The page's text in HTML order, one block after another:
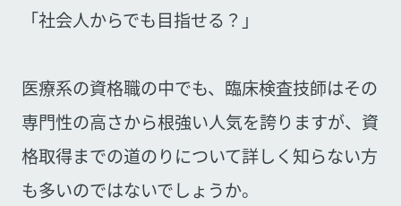
「社会人からでも目指せる？」
医療系の資格職の中でも、臨床検査技師はその
専門性の高さから根強い人気を誇りますが、資
格取得までの道のりについて詳しく知らない方
も多いのではないでしょうか。